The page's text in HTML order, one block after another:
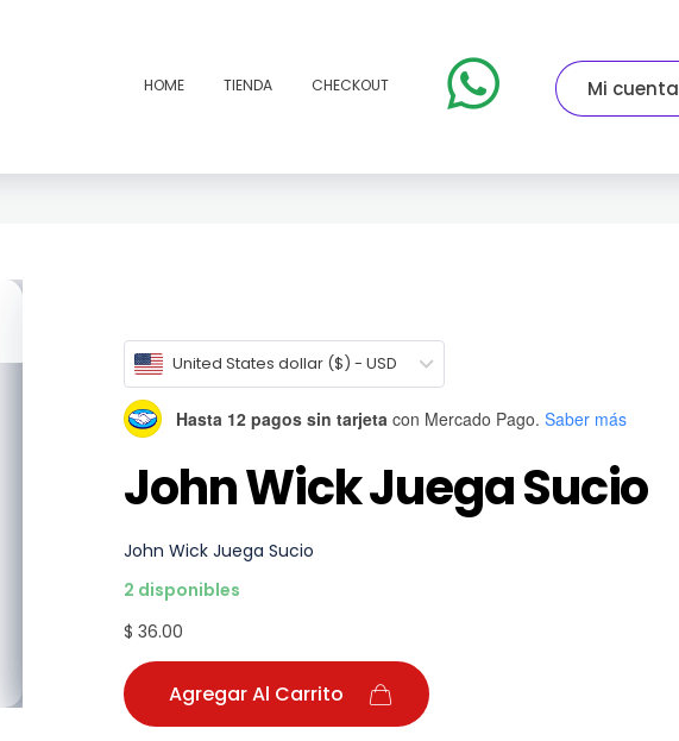
HOME TIENDA CHECKOUT Mi cuenta
John Wick Juega Sucio
$ 36.00
United States dollar ($) - USD
John Wick Juega Sucio
2 disponibles
Hasta 12 pagos sin tarjeta con Mercado Pago. Saber más
Agregar Al Carrito